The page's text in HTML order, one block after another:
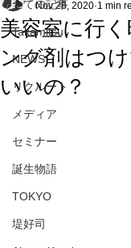
全ての記事
Takamitsu
NEWS
リクルート
メディア
セミナー
誕生物語
TOKYO
堤好司
美容室に行
ング剤はつ
いいの？
Nov 28, 2020 1 min